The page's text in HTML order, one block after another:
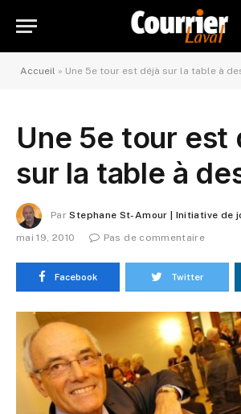
Accueil » Une 5e tour est déjà sur la table à
Une 5e tour est
sur la table à
Par Stephane St-Amour | Initiative de
mai 19, 2010
Pas de commentaire
Facebook Twitter